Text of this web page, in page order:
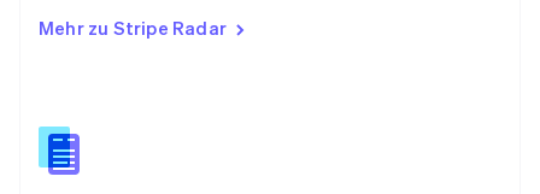
Mehr zu Stripe Radar
Slowenien
English
Spanien